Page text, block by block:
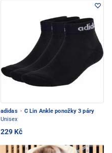
adidas · C Lin Ankle ponožky 3 páry
Unisex
229 Kč